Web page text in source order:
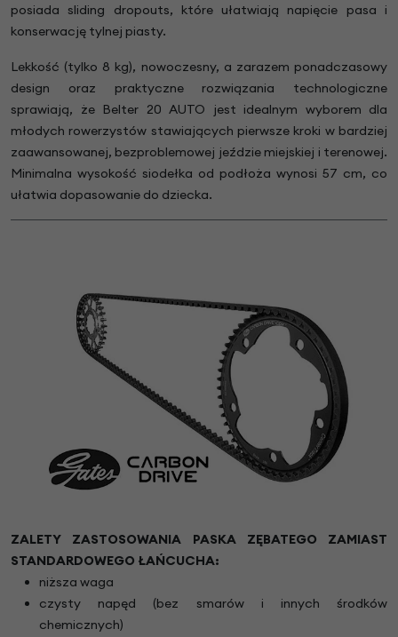
posiada sliding dropouts, które ułatwiają napięcie pasa i
konserwację tylnej piasty.
Lekkość (tylko 8 kg), nowoczesny, a zarazem ponadczasowy
design oraz praktyczne rozwiązania technologiczne
sprawiają, że Belter 20 AUTO jest idealnym wyborem dla
młodych rowerzystów stawiających pierwsze kroki w bardziej
zaawansowanej, bezproblemowej jeździe miejskiej i terenowej.
Minimalna wysokość siodełka od podłoża wynosi 57 cm, co
ułatwia dopasowanie do dziecka.
ZALETY ZASTOSOWANIA PASKA ZĘBATEGO ZAMIAST
STANDARDOWEGO ŁAŃCUCHA:
niższa waga
czysty napęd (bez smarów i innych środków
chemicznych)